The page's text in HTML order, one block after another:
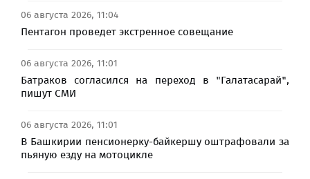
06 августа 2026, 11:04
Пентагон проведет экстренное совещание
06 августа 2026, 11:01
Батраков согласился на переход в "Галатасарай",
пишут СМИ
06 августа 2026, 11:01
В Башкирии пенсионерку-байкершу оштрафовали за
пьяную езду на мотоцикле